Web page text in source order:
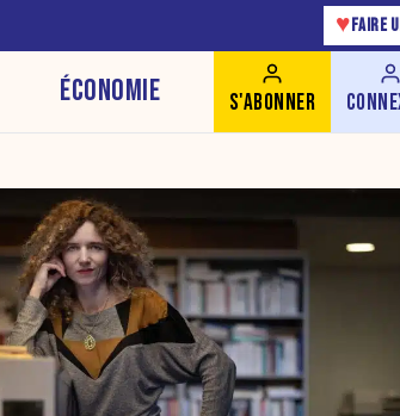
♥ FAIRE
ÉCONOMIE S'ABONNER